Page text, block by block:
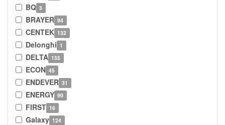
BQ 3
BRAYER 94
CENTEK 132
Delonghi 1
DELTA 155
ECON 45
ENDEVER 31
ENERGY 90
FIRST 16
Galaxy 124